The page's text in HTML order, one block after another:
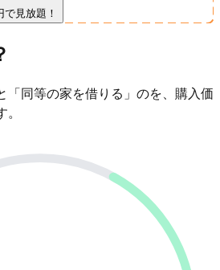
で見放題！
「同等の家を借りる」のを、購入価